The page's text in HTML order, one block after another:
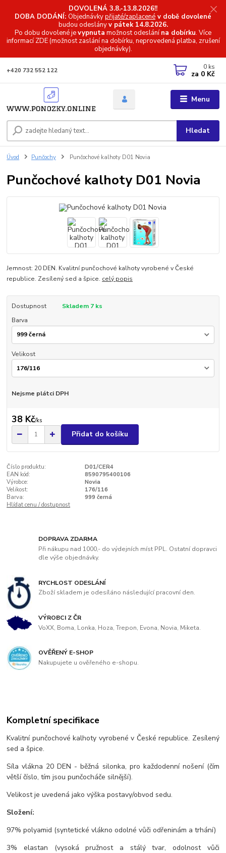
DOVOLENÁ 3.8.-13.8.2026!!
DOBA DODÁNÍ: Objednávkypřijaté/zaplacené v době dovolené
budou odeslányv pátek 14.8.2026.
Po dobu dovolené jevypnuta možnost odeslánína dobírku. Více
informacíZDE (možnost zaslání na dobírku, neprovedená platba, zrušení
objednávky).
Menu
Hledat
+420 732 552 122 0 ks
za 0 Kč
Úvod Punčochy Punčochové kalhoty D01 Novia
Punčochové kalhoty D01 Novia
Jemnost: 20 DEN. Kvalitní punčochové kalhoty vyrobené v České
republice. Zesílený sed a špice. celý popis
Dostupnost
Skladem 7 ks
Barva
Velikost
Nejsme plátci DPH
38 Kč/ks
Přidat do košíku
Číslo produktu:
D01/CER4
EAN kód:
8590795400106
Výrobce:
Novia
Velikost:
176/116
Barva:
999 černá
Hlídat cenu / dostupnost
DOPRAVA ZDARMA
Při nákupu nad 1000,- do výdejních míst PPL. Ostatní dopravci
dle výše objednávky.
RYCHLOST ODESLÁNÍ
Zboží skladem je odesíláno následující pracovní den.
VÝROBCI Z ČR
VoXX, Boma, Lonka, Hoza, Trepon, Evona, Novia, Miketa.
OVĚŘENÝ E-SHOP
Nakupujete u ověřeného e-shopu.
Kompletní specifikace
Kvalitní punčochové kalhoty vyrobené v České republice. Zesílený
sed a špice.
Síla vlákna 20 DEN - běžná silonka, pro každodenní nošení (čím
větší číslo, tím jsou punčocháče silnější).
Velikost je uvedená jako výška postavy/obvod sedu.
Složení:
97% polyamid (syntetické vlákno odolné vůči odřeninám a trhání)
3% elastan (vysoká pružnost a stálý tvar, odolnost vůči